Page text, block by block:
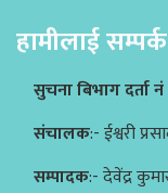
हामीलाई
सुचना बिभाग दर्ता नं
संचालक:- ईश्वरी
सम्पादक:- देवेंद्र